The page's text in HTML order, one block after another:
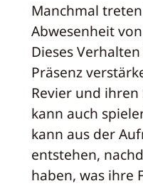
Manchmal
Abwesenheit
Dieses
Präsenz
Revier und
kann auch
kann aus der
entstehen,
haben, was ihre